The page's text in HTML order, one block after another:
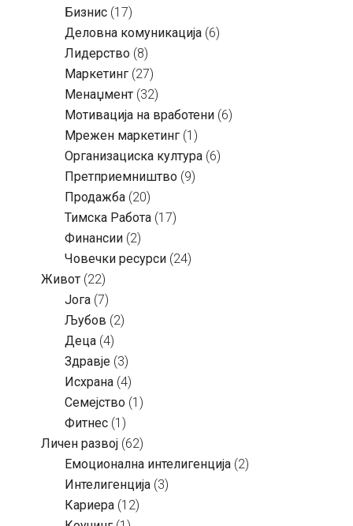
Бизнис (17)
Деловна комуникација (6)
Лидерство (8)
Маркетинг (27)
Менаџмент (32)
Мотивација на вработени (6)
Мрежен маркетинг (1)
Организациска култура (6)
Претприемништво (9)
Продажба (20)
Тимска Работа (17)
Финансии (2)
Човечки ресурси (24)
Живот (22)
Јога (7)
Љубов (2)
Деца (4)
Здравје (3)
Исхрана (4)
Семејство (1)
Фитнес (1)
Личен развој (62)
Емоционална интелигенција (2)
Интелигенција (3)
Кариера (12)